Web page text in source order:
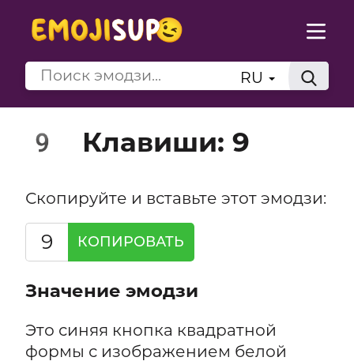
RU
9️ Клавиши: 9
Скопируйте и вставьте этот эмодзи:
9️ КОПИРОВАТЬ
Значение эмодзи
Это синяя кнопка квадратной
формы с изображением белой